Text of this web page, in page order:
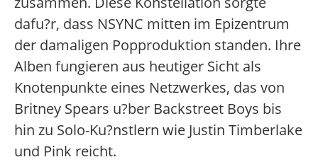
dafu?r, dass NSYNC mitten im Epizentrum
der damaligen Popproduktion standen. Ihre
Alben fungieren aus heutiger Sicht als
Knotenpunkte eines Netzwerkes, das von
Britney Spears u?ber Backstreet Boys bis
hin zu Solo-Ku?nstlern wie Justin Timberlake
und Pink reicht.